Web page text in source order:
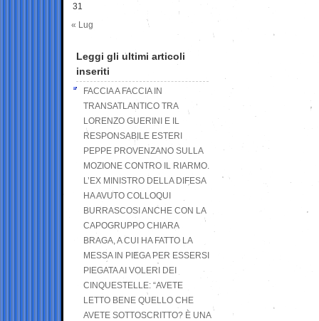
31
« Lug
Leggi gli ultimi articoli
inseriti
FACCIA A FACCIA IN
TRANSATLANTICO TRA
LORENZO GUERINI E IL
RESPONSABILE ESTERI
PEPPE PROVENZANO SULLA
MOZIONE CONTRO IL RIARMO.
L’EX MINISTRO DELLA DIFESA
HA AVUTO COLLOQUI
BURRASCOSI ANCHE CON LA
CAPOGRUPPO CHIARA
BRAGA, A CUI HA FATTO LA
MESSA IN PIEGA PER ESSERSI
PIEGATA AI VOLERI DEI
CINQUESTELLE: “AVETE
LETTO BENE QUELLO CHE
AVETE SOTTOSCRITTO? È UNA